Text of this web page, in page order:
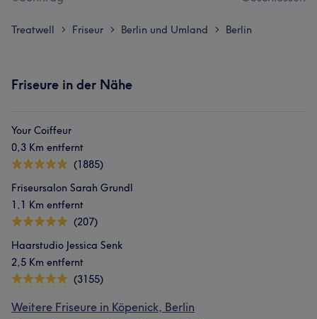
Treatwell > Friseur > Berlin und Umland > Berlin
Friseure in der Nähe
Your Coiffeur
0,3 Km entfernt
(1885)
Friseursalon Sarah Grundl
1,1 Km entfernt
(207)
Haarstudio Jessica Senk
2,5 Km entfernt
(3155)
Weitere Friseure in Köpenick, Berlin